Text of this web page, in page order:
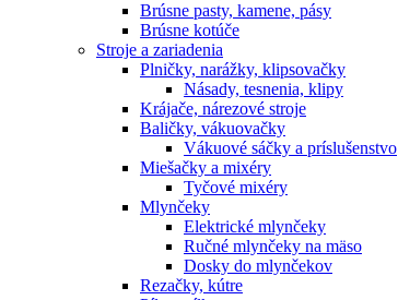
Brúsne pasty, kamene, pásy
Brúsne kotúče
Stroje a zariadenia
Plničky, narážky, klipsovačky
Násady, tesnenia, klipy
Krájače, nárezové stroje
Baličky, vákuovačky
Vákuové sáčky a príslušenstvo
Miešačky a mixéry
Tyčové mixéry
Mlynčeky
Elektrické mlynčeky
Ručné mlynčeky na mäso
Dosky do mlynčekov
Rezačky, kútre